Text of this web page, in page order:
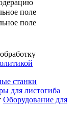
поле
поле
станки
для листогиба
Оборудование для